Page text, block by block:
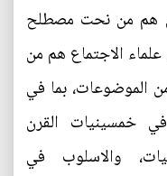
هم من نحت مصطلح
علماء الاجتماع هم من
الموضوعات، بما في
خمسينيات القرن
والاسلوب في